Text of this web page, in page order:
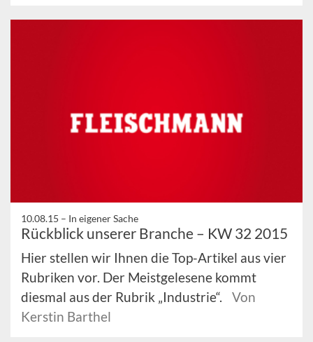
10.08.15 – In eigener Sache
Rückblick unserer Branche – KW 32 2015
Hier stellen wir Ihnen die Top-Artikel aus vier
Rubriken vor. Der Meistgelesene kommt
diesmal aus der Rubrik „Industrie“.
Von
Kerstin Barthel